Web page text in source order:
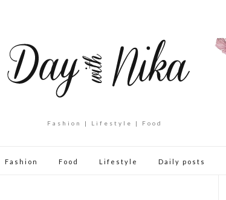
Fashion | Lifestyle | Food
Fashion Food Lifestyle Daily posts